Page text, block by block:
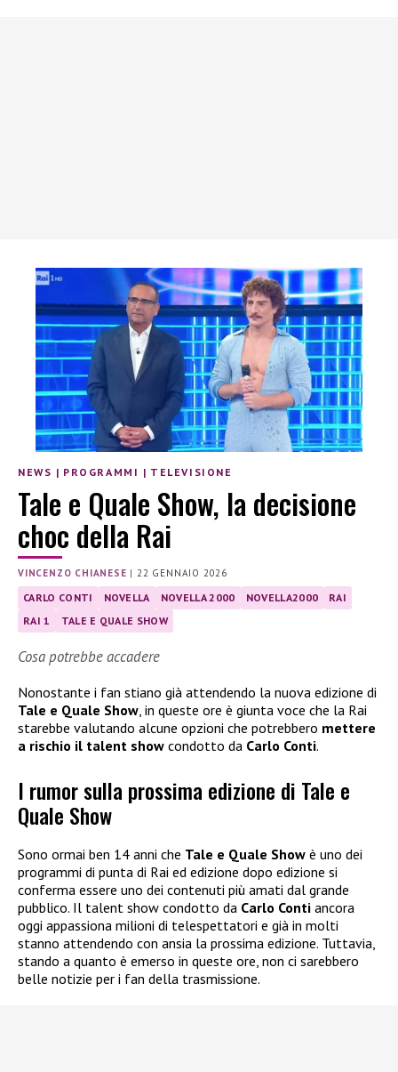
NEWS | PROGRAMMI | TELEVISIONE
Tale e Quale Show, la decisione
choc della Rai
VINCENZO CHIANESE |22 GENNAIO 2026
CARLO CONTI NOVELLA NOVELLA 2000 NOVELLA2000
RAI
RAI 1
TALE E QUALE SHOW
Cosa potrebbe accadere
Nonostante i fan stiano già attendendo la nuova edizione di
Tale e Quale Show , in queste ore è giunta voce che la Rai
starebbe valutando alcune opzioni che potrebbero mettere
a rischio il talent show condotto da Carlo Conti.
I rumor sulla prossima edizione di Tale e
Quale Show
Sono ormai ben 14 anni che Tale e Quale Show è uno dei
programmi di punta di Rai ed edizione dopo edizione si
conferma essere uno dei contenuti più amati dal grande
pubblico. Il talent show condotto da Carlo Conti ancora
oggi appassiona milioni di telespettatori e già in molti
stanno attendendo con ansia la prossima edizione. Tuttavia,
stando a quanto è emerso in queste ore, non ci sarebbero
belle notizie per i fan della trasmissione.